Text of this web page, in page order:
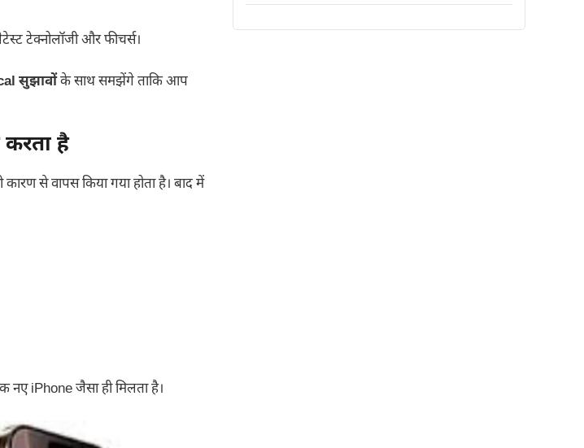
टेक्नोलॉजी और फीचर्स।
सुझावोंके साथ समझेंगे ताकि आप
है
से वापस किया गया होता है। बाद में
iPhone जैसा ही मिलता है।